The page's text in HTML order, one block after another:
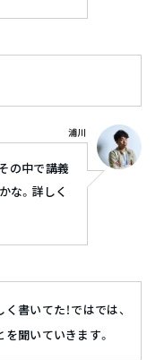
の中で講義
な。詳しく
浦川
書いてた！ではでは、
聞いていきます。